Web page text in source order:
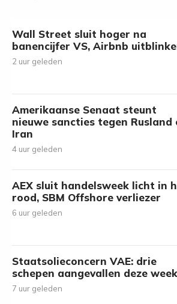
Wall Street sluit hoger na
banencijfer VS, Airbnb
2 uur geleden
Amerikaanse Senaat steunt
nieuwe sancties tegen Rusland
Iran
4 uur geleden
AEX sluit handelsweek licht in
rood, SBM Offshore verliezer
6 uur geleden
Staatsolieconcern VAE: drie
schepen aangevallen deze week
7 uur geleden